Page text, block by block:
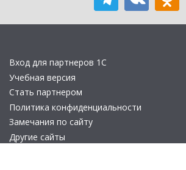
Вход для партнеров 1С
Учебная версия
Стать партнером
Политика конфиденциальности
Замечания по сайту
Другие сайты